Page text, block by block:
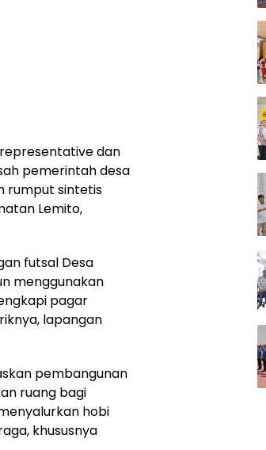
dan
pemerintah desa
rumput sintetis
Lemito,
futsal Desa
menggunakan
pagar
lapangan
pembangunan
ruang bagi
hobi
khususnya